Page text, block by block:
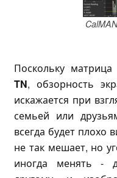
Поскольку
TN, обзорность
искажается при
семьей или
всегда будет плохо
не так мешает, но
иногда менять -